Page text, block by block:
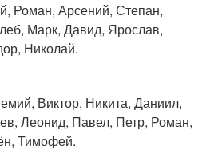
Роман, Арсений, Степан,
Марк, Давид, Ярослав,
Николай.
Виктор, Никита, Даниил,
Леонид, Павел, Петр, Роман,
Тимофей.